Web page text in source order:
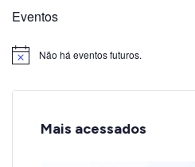
Eventos
Notice Não há eventos futuros.
Mais acessados